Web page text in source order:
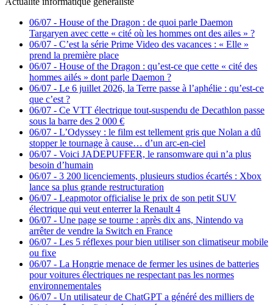
06/07 - House of the Dragon : de quoi parle Daemon
Targaryen avec cette « cité où les hommes ont des ailes » ?
06/07 - C’est la série Prime Video des vacances : « Elle »
prend la première place
06/07 - House of the Dragon : qu’est-ce que cette « cité des
hommes ailés » dont parle Daemon ?
06/07 - Le 6 juillet 2026, la Terre passe à l’aphélie : qu’est-ce
que c’est ?
06/07 - Ce VTT électrique tout-suspendu de Decathlon passe
sous la barre des 2 000 €
06/07 - L’Odyssey : le film est tellement gris que Nolan a dû
stopper le tournage à cause… d’un arc-en-ciel
06/07 - Voici JADEPUFFER, le ransomware qui n’a plus
besoin d’humain
06/07 - 3 200 licenciements, plusieurs studios écartés : Xbox
lance sa plus grande restructuration
06/07 - Leapmotor officialise le prix de son petit SUV
électrique qui veut enterrer la Renault 4
06/07 - Une page se tourne : après dix ans, Nintendo va
arrêter de vendre la Switch en France
06/07 - Les 5 réflexes pour bien utiliser son climatiseur mobile
ou fixe
06/07 - La Hongrie menace de fermer les usines de batteries
pour voitures électriques ne respectant pas les normes
environnementales
06/07 - Un utilisateur de ChatGPT a généré des milliers de